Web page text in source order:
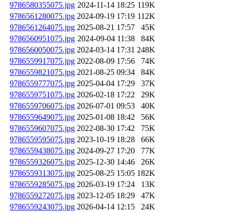
9786580355075.jpg 2024-11-14 18:25 119K
9786561280075.jpg 2024-09-19 17:19 112K
9786561264075.jpg 2025-08-21 17:57
45K
9786560951075.jpg 2024-09-04 11:38
84K
9786560050075.jpg 2024-03-14 17:31 248K
9786559917075.jpg 2022-08-09 17:56
74K
9786559821075.jpg 2021-08-25 09:34
84K
9786559777075.jpg 2025-04-04 17:29
37K
9786559751075.jpg 2026-02-18 17:22
29K
9786559706075.jpg 2026-07-01 09:53
40K
9786559649075.jpg 2025-01-08 18:42
56K
9786559607075.jpg 2022-08-30 17:42
75K
9786559595075.jpg 2023-10-19 18:28
66K
9786559438075.jpg 2024-09-27 17:20
77K
9786559326075.jpg 2025-12-30 14:46
26K
9786559313075.jpg 2025-08-25 15:05 182K
9786559285075.jpg 2026-03-19 17:24
13K
9786559272075.jpg 2023-12-05 18:29
47K
9786559243075.jpg 2026-04-14 12:15
24K